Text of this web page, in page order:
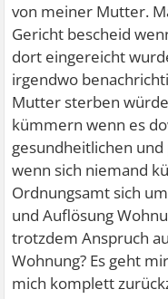
von meiner Mutter.
Gericht bescheid
dort eingereicht
irgendwo
Mutter sterben
kümmern wenn es
gesundheitlichen und
wenn sich niemand
Ordnungsamt sich
und Auflösung
trotzdem Anspruch
Wohnung? Es geht
mich komplett